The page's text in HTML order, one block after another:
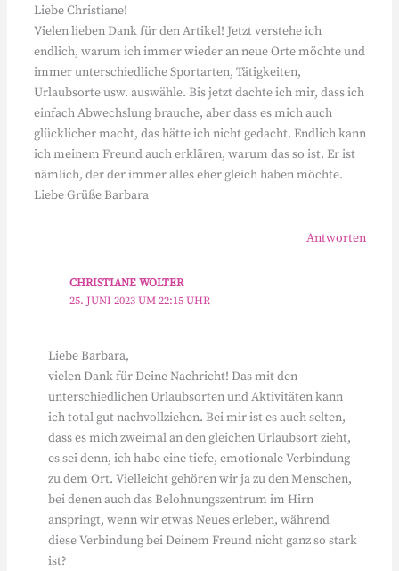
Liebe Christiane!
Vielen lieben Dank für den Artikel! Jetzt verstehe ich
endlich, warum ich immer wieder an neue Orte möchte und
immer unterschiedliche Sportarten, Tätigkeiten,
Urlaubsorte usw. auswähle. Bis jetzt dachte ich mir, dass ich
einfach Abwechslung brauche, aber dass es mich auch
glücklicher macht, das hätte ich nicht gedacht. Endlich kann
ich meinem Freund auch erklären, warum das so ist. Er ist
nämlich, der der immer alles eher gleich haben möchte.
Liebe Grüße Barbara
Antworten
CHRISTIANE WOLTER
25. JUNI 2023 UM 22:15 UHR
Liebe Barbara,
vielen Dank für Deine Nachricht! Das mit den
unterschiedlichen Urlaubsorten und Aktivitäten kann
ich total gut nachvollziehen. Bei mir ist es auch selten,
dass es mich zweimal an den gleichen Urlaubsort zieht,
es sei denn, ich habe eine tiefe, emotionale Verbindung
zu dem Ort. Vielleicht gehören wir ja zu den Menschen,
bei denen auch das Belohnungszentrum im Hirn
anspringt, wenn wir etwas Neues erleben, während
diese Verbindung bei Deinem Freund nicht ganz so stark
ist?